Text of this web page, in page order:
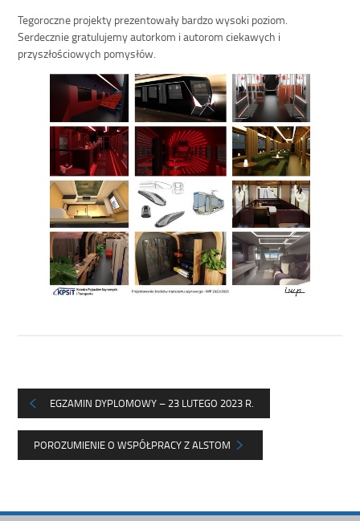
Tegoroczne projekty prezentowały bardzo wysoki poziom.
Serdecznie gratulujemy autorkom i autorom ciekawych i
przyszłościowych pomysłów.
EGZAMIN DYPLOMOWY – 23 LUTEGO 2023 R.
POROZUMIENIE O WSPÓŁPRACY Z ALSTOM